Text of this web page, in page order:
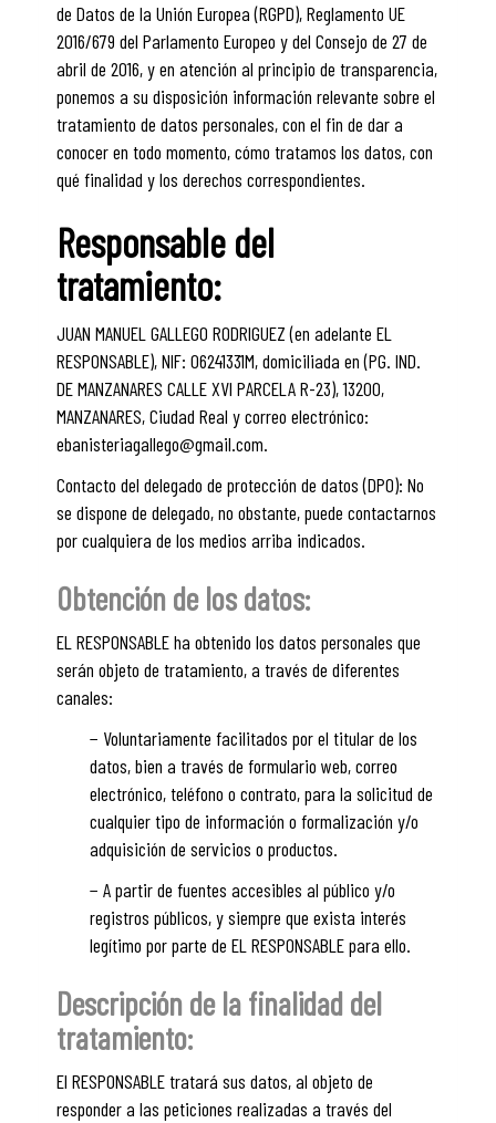
de Datos de la Unión Europea (RGPD), Reglamento UE
2016/679 del Parlamento Europeo y del Consejo de 27 de
abril de 2016, y en atención al principio de transparencia,
ponemos a su disposición información relevante sobre el
tratamiento de datos personales, con el fin de dar a
conocer en todo momento, cómo tratamos los datos, con
qué finalidad y los derechos correspondientes.
Responsable del
tratamiento:
JUAN MANUEL GALLEGO RODRIGUEZ(en adelante EL
RESPONSABLE),NIF: 06241331M, domiciliada en(PG. IND.
DE MANZANARES CALLE XVI PARCELA R-23),13200,
MANZANARES,Ciudad Real y correo electrónico:
ebanisteriagallego@gmail.com.
Contacto del delegado de protección de datos (DPO): No
se dispone de delegado, no obstante, puede contactarnos
por cualquiera de los medios arriba indicados.
Obtención de los datos:
EL RESPONSABLE ha obtenido los datos personales que
serán objeto de tratamiento, a través de diferentes
canales:
− Voluntariamente facilitados por el titular de los
datos, bien a través de formulario web, correo
electrónico, teléfono o contrato, para la solicitud de
cualquier tipo de información o formalización y/o
adquisición de servicios o productos.
− A partir de fuentes accesibles al público y/o
registros públicos, y siempre que exista interés
legítimo por parte de EL RESPONSABLE para ello.
Descripción de la finalidad del
tratamiento:
El RESPONSABLE tratará sus datos, al objeto de
responder a las peticiones realizadas a través del